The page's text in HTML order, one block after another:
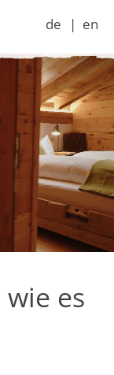
de en
es